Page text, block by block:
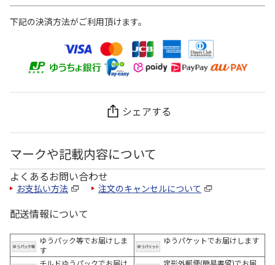
下記の決済方法がご利用頂けます。
シェアする
マークや記載内容について
よくあるお問い合わせ
お支払い方法 注文のキャンセルについて
配送情報について
ゆうパック等でお届けしま
す
ゆうパケットでお届けします
チルドゆうパックでお届け
定形外郵便(簡易書留)でお届